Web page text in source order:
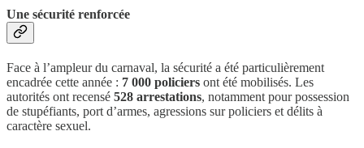
Une sécurité renforcée
Face à l’ampleur du carnaval, la sécurité a été particulièrement
encadrée cette année : 7 000 policiers ont été mobilisés. Les
autorités ont recensé 528 arrestations, notamment pour possession
de stupéfiants, port d’armes, agressions sur policiers et délits à
caractère sexuel.